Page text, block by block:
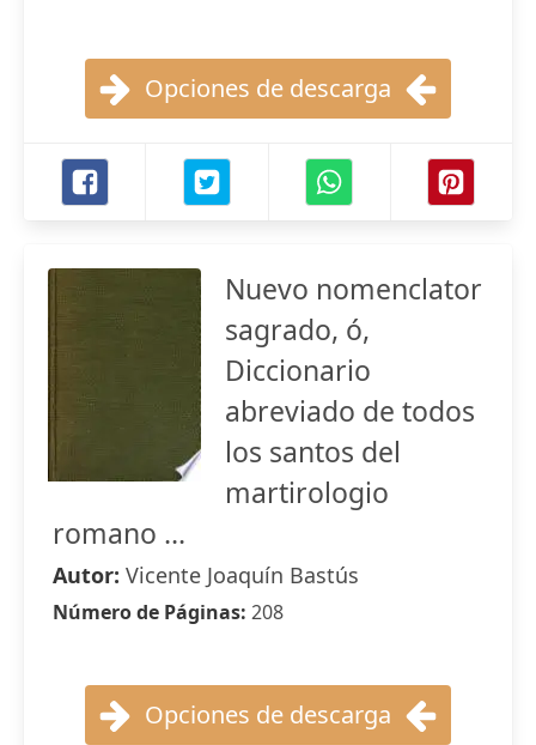
Opciones de descarga
Nuevo nomenclator
sagrado, ó,
Diccionario
abreviado de todos
los santos del
martirologio
romano ...
Autor: Vicente Joaquín Bastús
Número de Páginas: 208
Opciones de descarga